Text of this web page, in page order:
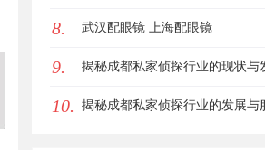
全面解析
8. 武汉配眼镜 上海配眼镜
9. 揭秘成都私家侦探行业的现状与
10. 揭秘成都私家侦探行业的发展与